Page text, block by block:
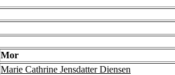
Mor
Marie Cathrine Jensdatter Diensen